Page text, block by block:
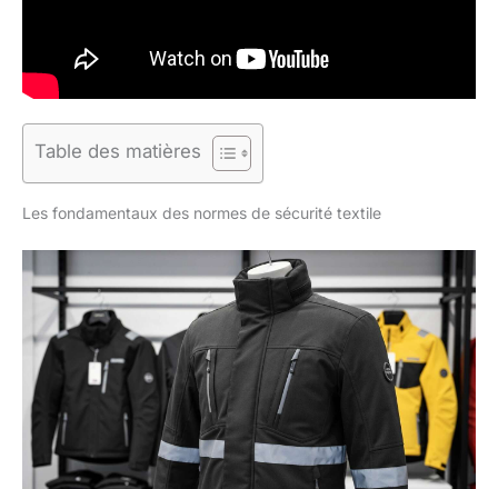
Table des matières
Les fondamentaux des normes de sécurité textile